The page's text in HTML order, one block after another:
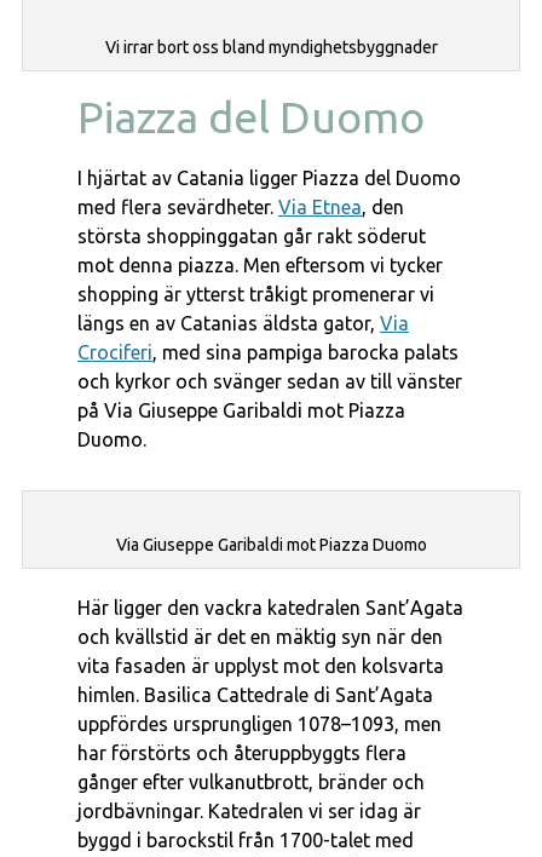
Vi irrar bort oss bland myndighetsbyggnader
Piazza del Duomo
I hjärtat av Catania ligger Piazza del Duomo
med flera sevärdheter. Via Etnea, den
största shoppinggatan går rakt söderut
mot denna piazza. Men eftersom vi tycker
shopping är ytterst tråkigt promenerar vi
längs en av Catanias äldsta gator, Via
Crociferi, med sina pampiga barocka palats
och kyrkor och svänger sedan av till vänster
på Via Giuseppe Garibaldi mot Piazza
Duomo.
Via Giuseppe Garibaldi mot Piazza Duomo
Här ligger den vackra katedralen Sant’Agata
och kvällstid är det en mäktig syn när den
vita fasaden är upplyst mot den kolsvarta
himlen. Basilica Cattedrale di Sant’Agata
uppfördes ursprungligen 1078–1093, men
har förstörts och återuppbyggts flera
gånger efter vulkanutbrott, bränder och
jordbävningar. Katedralen vi ser idag är
byggd i barockstil från 1700-talet med